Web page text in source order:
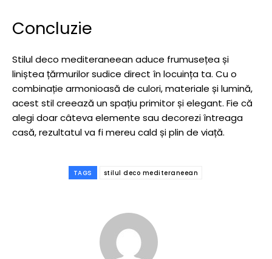
Concluzie
Stilul deco mediteraneean aduce frumusețea și
liniștea țărmurilor sudice direct în locuința ta. Cu o
combinație armonioasă de culori, materiale și lumină,
acest stil creează un spațiu primitor și elegant. Fie că
alegi doar câteva elemente sau decorezi întreaga
casă, rezultatul va fi mereu cald și plin de viață.
TAGS stilul deco mediteraneean